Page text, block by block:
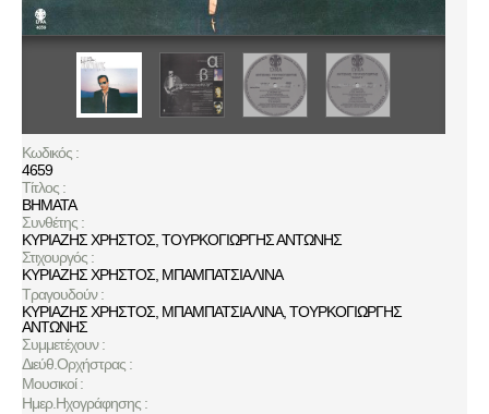
Κωδικός :
4659
Τίτλος :
ΒΗΜΑΤΑ
Συνθέτης :
ΚΥΡΙΑΖΗΣ ΧΡΗΣΤΟΣ,ΤΟΥΡΚΟΓΙΩΡΓΗΣ ΑΝΤΩΝΗΣ
Στιχουργός :
ΚΥΡΙΑΖΗΣ ΧΡΗΣΤΟΣ, ΜΠΑΜΠΑΤΣΙΑ ΛΙΝΑ
Τραγουδούν :
ΚΥΡΙΑΖΗΣ ΧΡΗΣΤΟΣ, ΜΠΑΜΠΑΤΣΙΑ ΛΙΝΑ,ΤΟΥΡΚΟΓΙΩΡΓΗΣ
ΑΝΤΩΝΗΣ
Συμμετέχουν :
Διεύθ.Ορχήστρας :
Μουσικοί :
Ημερ.Ηχογράφησης :